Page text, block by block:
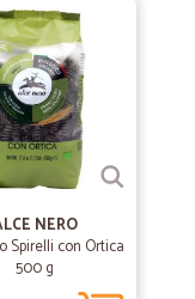
articoli fragili, ma
con il fine di
25/12/2018
NERO
Spirelli con Ortica
500 g